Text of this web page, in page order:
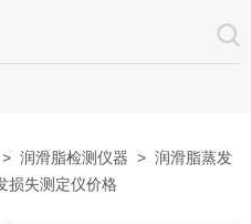
>润滑脂检测仪器 >润滑脂蒸发
损失测定仪价格